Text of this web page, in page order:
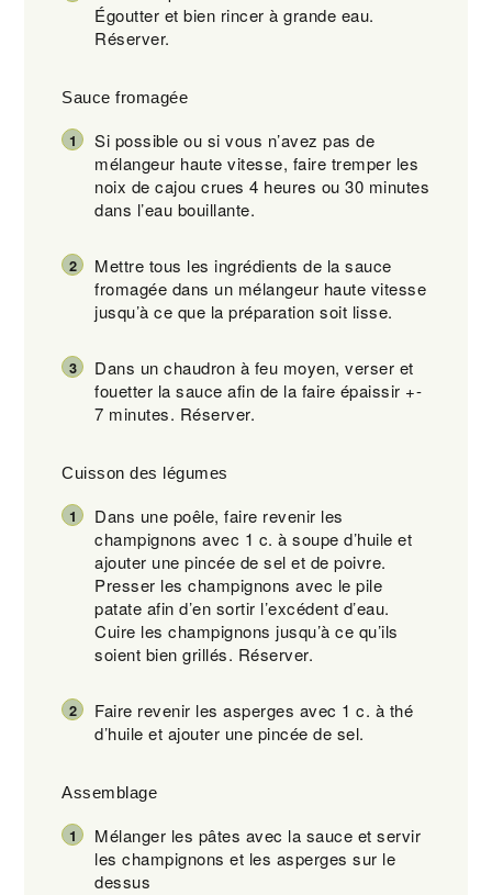
Égoutter et bien rincer à grande eau.
Réserver.
Sauce fromagée
Si possible ou si vous n’avez pas de
mélangeur haute vitesse, faire tremper les
noix de cajou crues 4 heures ou 30 minutes
dans l’eau bouillante.
Mettre tous les ingrédients de la sauce
fromagée dans un mélangeur haute vitesse
jusqu’à ce que la préparation soit lisse.
Dans un chaudron à feu moyen, verser et
fouetter la sauce afin de la faire épaissir +-
7 minutes. Réserver.
Cuisson des légumes
Dans une poêle, faire revenir les
champignons avec 1 c. à soupe d’huile et
ajouter une pincée de sel et de poivre.
Presser les champignons avec le pile
patate afin d’en sortir l’excédent d’eau.
Cuire les champignons jusqu’à ce qu’ils
soient bien grillés. Réserver.
Faire revenir les asperges avec 1 c. à thé
d’huile et ajouter une pincée de sel.
Assemblage
Mélanger les pâtes avec la sauce et servir
les champignons et les asperges sur le
dessus